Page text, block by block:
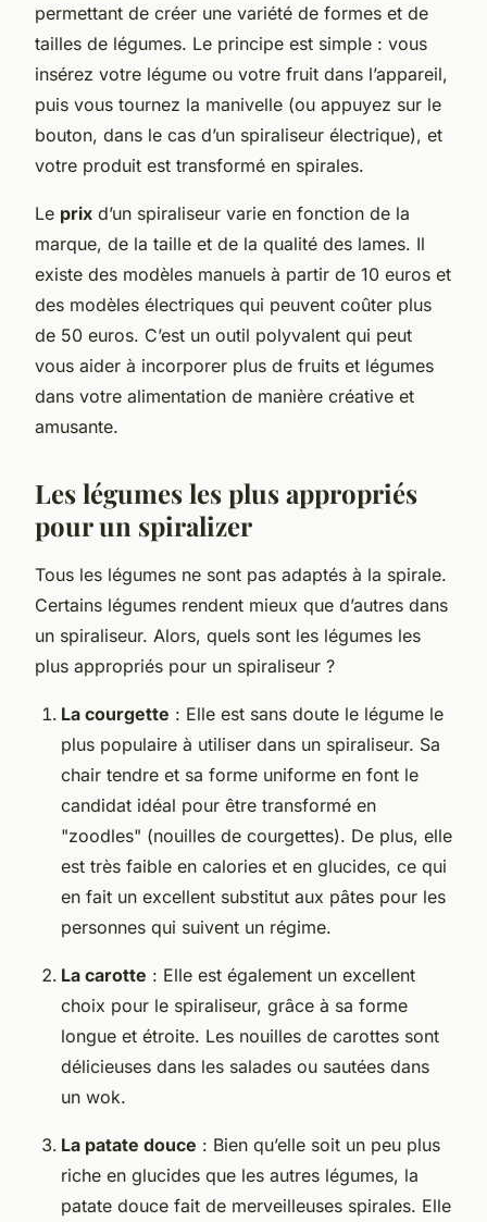
permettant de créer une variété de formes et de
tailles de légumes. Le principe est simple : vous
insérez votre légume ou votre fruit dans l’appareil,
puis vous tournez la manivelle (ou appuyez sur le
bouton, dans le cas d’un spiraliseur électrique), et
votre produit est transformé en spirales.
Le prix d’un spiraliseur varie en fonction de la
marque, de la taille et de la qualité des lames. Il
existe des modèles manuels à partir de 10 euros et
des modèles électriques qui peuvent coûter plus
de 50 euros. C’est un outil polyvalent qui peut
vous aider à incorporer plus de fruits et légumes
dans votre alimentation de manière créative et
amusante.
Les légumes les plus appropriés
pour un spiralizer
Tous les légumes ne sont pas adaptés à la spirale.
Certains légumes rendent mieux que d’autres dans
un spiraliseur. Alors, quels sont les légumes les
plus appropriés pour un spiraliseur ?
La courgette : Elle est sans doute le légume le
plus populaire à utiliser dans un spiraliseur. Sa
chair tendre et sa forme uniforme en font le
candidat idéal pour être transformé en
"zoodles" (nouilles de courgettes). De plus, elle
est très faible en calories et en glucides, ce qui
en fait un excellent substitut aux pâtes pour les
personnes qui suivent un régime.
La carotte : Elle est également un excellent
choix pour le spiraliseur, grâce à sa forme
longue et étroite. Les nouilles de carottes sont
délicieuses dans les salades ou sautées dans
un wok.
La patate douce : Bien qu’elle soit un peu plus
riche en glucides que les autres légumes, la
patate douce fait de merveilleuses spirales. Elle